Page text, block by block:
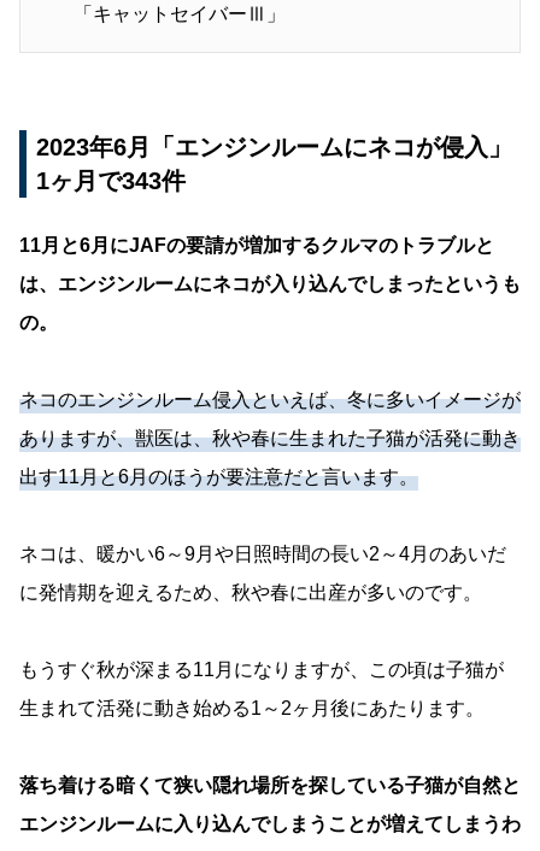
「キャットセイバーⅢ」
2023年6月「エンジンルームにネコが侵入」
1ヶ月で343件
11月と6月にJAFの要請が増加するクルマのトラブルと
は、エンジンルームにネコが入り込んでしまったというも
の。
ネコのエンジンルーム侵入といえば、冬に多いイメージが
ありますが、獣医は、秋や春に生まれた子猫が活発に動き
出す11月と6月のほうが要注意だと言います。
ネコは、暖かい6～9月や日照時間の長い2～4月のあいだ
に発情期を迎えるため、秋や春に出産が多いのです。
もうすぐ秋が深まる11月になりますが、この頃は子猫が
生まれて活発に動き始める1～2ヶ月後にあたります。
落ち着ける暗くて狭い隠れ場所を探している子猫が自然と
エンジンルームに入り込んでしまうことが増えてしまうわ